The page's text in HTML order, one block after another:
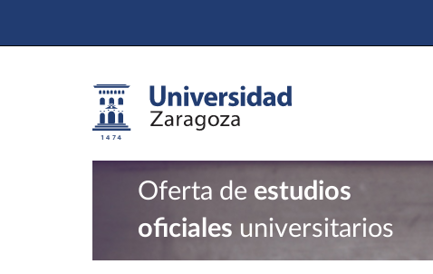
Oferta de estudios
oficiales universitarios